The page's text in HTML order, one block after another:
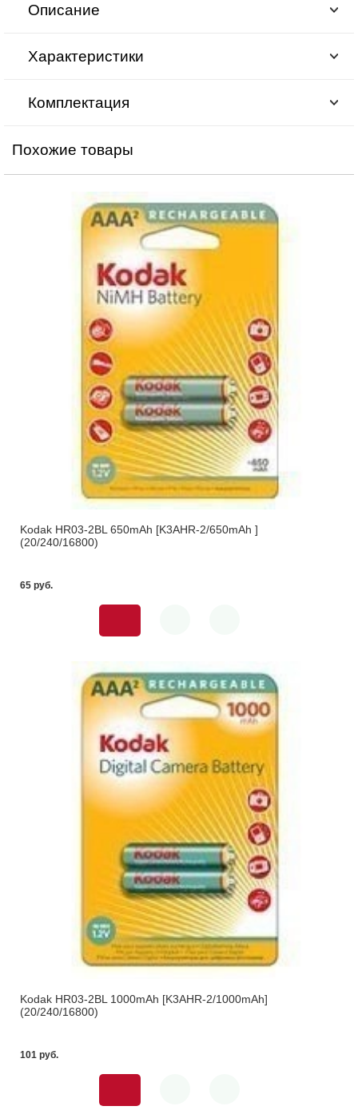
Описание
Характеристики
Комплектация
Похожие товары
Kodak HR03-2BL 650mАh [K3AHR-2/650mАh ]
(20/240/16800)
65 pуб.
Kodak HR03-2BL 1000mAh [K3AHR-2/1000mAh]
(20/240/16800)
101 pуб.